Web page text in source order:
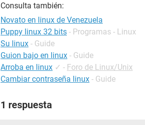
Consulta también:
Novato en linux de Venezuela
Puppy linux 32 bits - Programas - Linux
Su linux - Guide
Guion bajo en linux - Guide
Arroba en linux ✓ - Foro de Linux/Unix
Cambiar contraseña linux - Guide
1 respuesta